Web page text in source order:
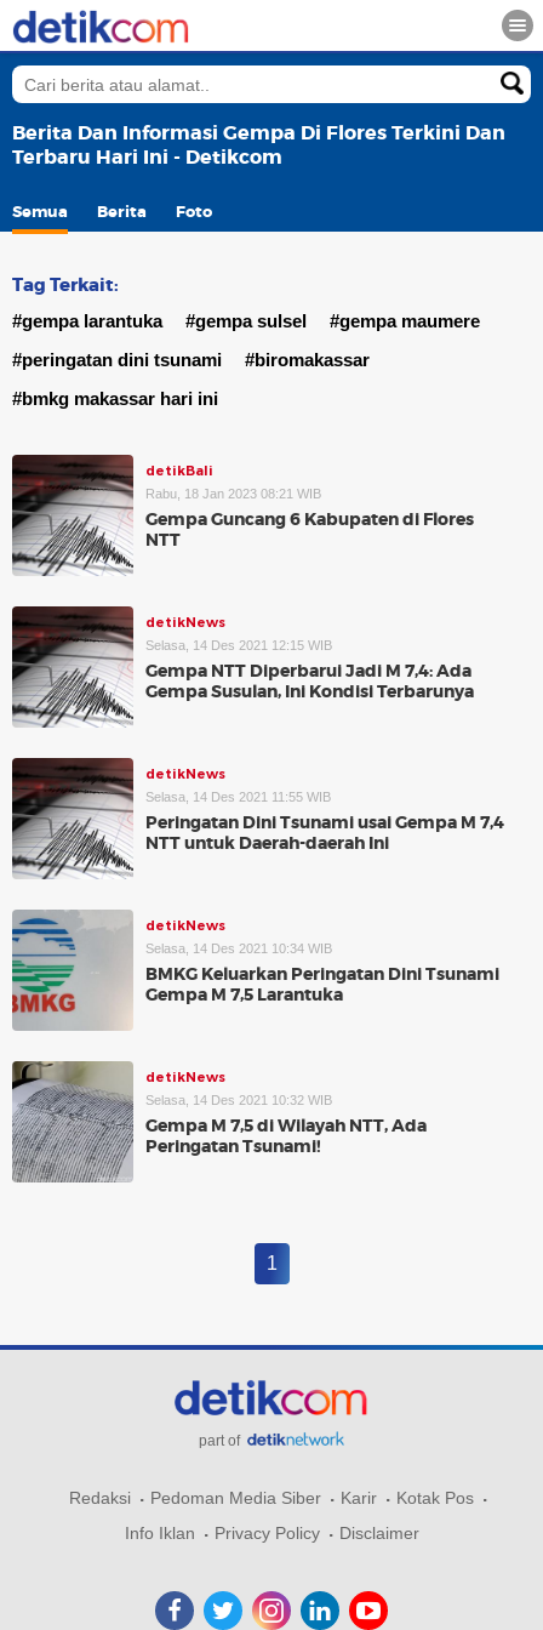
Berita Dan Informasi Gempa Di Flores Terkini Dan
Terbaru Hari Ini - Detikcom
Semua Berita Foto
Tag Terkait:
#gempa larantuka #gempa sulsel
#gempa maumere
#peringatan dini tsunami
#biromakassar
#bmkg makassar hari ini
detikBali
Rabu, 18 Jan 2023 08:21 WIB
Gempa Guncang 6 Kabupaten di Flores
NTT
detikNews
Selasa, 14 Des 2021 12:15 WIB
Gempa NTT Diperbarui Jadi M 7,4: Ada
Gempa Susulan, Ini Kondisi Terbarunya
detikNews
Selasa, 14 Des 2021 11:55 WIB
Peringatan Dini Tsunami usai Gempa M 7,4
NTT untuk Daerah-daerah Ini
detikNews
Selasa, 14 Des 2021 10:34 WIB
BMKG Keluarkan Peringatan Dini Tsunami
Gempa M 7,5 Larantuka
detikNews
Selasa, 14 Des 2021 10:32 WIB
Gempa M 7,5 di Wilayah NTT, Ada
Peringatan Tsunami!
1
part of
Redaksi Pedoman Media Siber Karir
Kotak Pos
Info Iklan
Privacy Policy Disclaimer